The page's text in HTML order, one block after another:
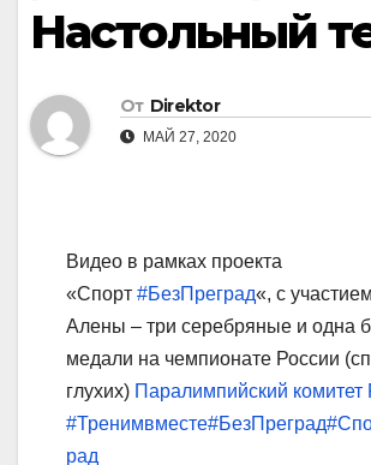
Настольный
От Direktor
МАЙ 27, 2020
Видео в рамках проекта
«Спорт #БезПреград«, с
Алены – три серебряные и одна
медали на чемпионате России
глухих) Паралимпийский комитет
#Тренимвместе#БезПреград
рад